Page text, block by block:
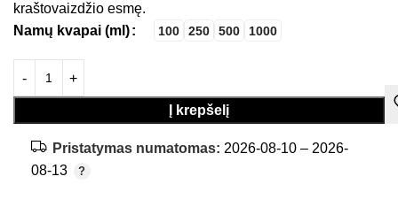
kraštovaizdžio esmę.
Namų kvapai (ml)
100 250 500 1000
Į krepšelį
Pristatymas numatomas: 2026-08-10 – 2026-
08-13